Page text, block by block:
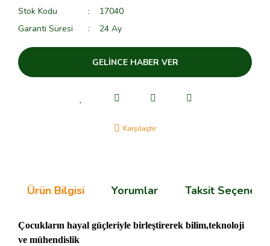
Stok Kodu
17040
Garanti Süresi
24 Ay
GELİNCE HABER VER
Karşılaştır
Ürün Bilgisi Yorumlar Taksit
Çocukların hayal güçleriyle birleştirerek bilim,teknoloji
ve mühendislik